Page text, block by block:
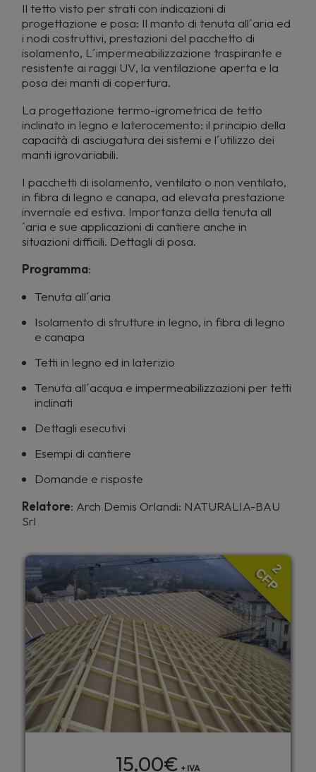
Il tetto visto per strati con indicazioni di
progettazione e posa: Il manto di tenuta all´aria ed
i nodi costruttivi, prestazioni del pacchetto di
isolamento, L´impermeabilizzazione traspirante e
resistente ai raggi UV, la ventilazione aperta e la
posa dei manti di copertura.
La progettazione termo-igrometrica de tetto
inclinato in legno e laterocemento: il principio della
capacità di asciugatura dei sistemi e l´utilizzo dei
manti igrovariabili.
I pacchetti di isolamento, ventilato o non ventilato,
in fibra di legno e canapa, ad elevata prestazione
invernale ed estiva. Importanza della tenuta all
´aria e sue applicazioni di cantiere anche in
situazioni difficili. Dettagli di posa.
Programma:
Tenuta all´aria
Isolamento di strutture in legno, in fibra di legno
e canapa
Tetti in legno ed in laterizio
Tenuta all´acqua e impermeabilizzazioni per tetti
inclinati
Dettagli esecutivi
Esempi di cantiere
Domande e risposte
Relatore: Arch Demis Orlandi: NATURALIA-BAU
Srl
2
CFP
15,00€ + IVA